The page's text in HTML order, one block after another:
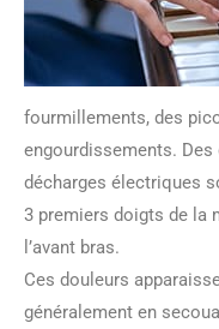
fourmillements, des
engourdissements.
décharges électriques
3 premiers doigts de la
l’avant bras.
Ces douleurs
généralement en